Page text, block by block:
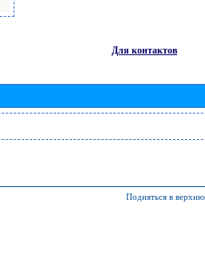
Для контактов
Подняться в